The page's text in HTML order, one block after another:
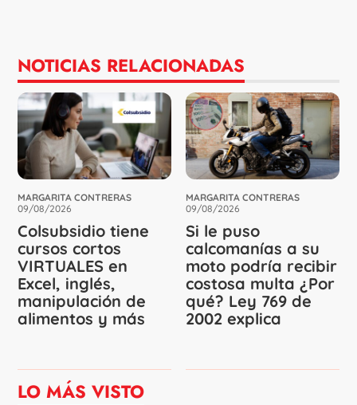
NOTICIAS RELACIONADAS
MARGARITA CONTRERAS
09/08/2026
Colsubsidio tiene
cursos cortos
VIRTUALES en
Excel, inglés,
manipulación de
alimentos y más
MARGARITA CONTRERAS
09/08/2026
Si le puso
calcomanías a su
moto podría recibir
costosa multa ¿Por
qué? Ley 769 de
2002 explica
LO MÁS VISTO